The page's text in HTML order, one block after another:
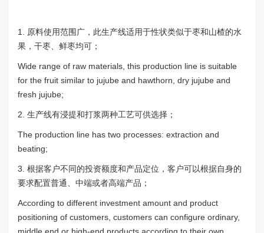
1. 原料使用范围广，此生产线适用于性状类似于枣和山楂的水
果，干枣、鲜枣均可；
Wide range of raw materials, this production line is suitable
for the fruit similar to jujube and hawthorn, dry jujube and
fresh jujube;
2. 生产线有浸提和打浆两种工艺可供选择；
The production line has two processes: extraction and
beating;
3. 根据客户不同的投资额度和产品定位，客户可以根据自身的
要求配置普通、中端或者高端产品；
According to different investment amount and product
positioning of customers, customers can configure ordinary,